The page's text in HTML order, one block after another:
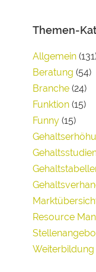
Themen-
Allgemein
Beratung (54)
Branche (24)
Funktion (15)
Funny (15)
Resource
Weiterbildung